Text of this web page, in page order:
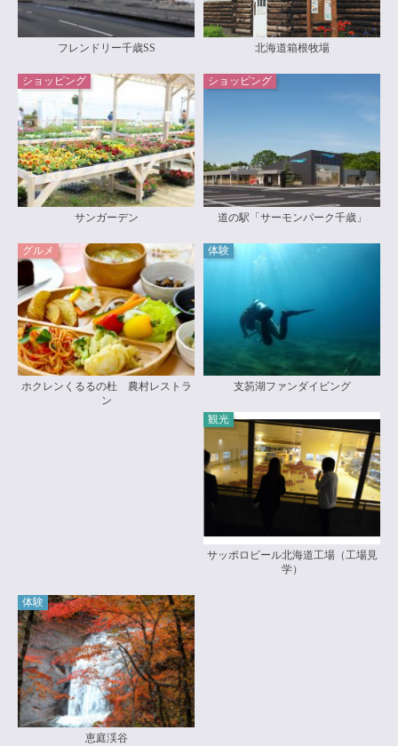
フレンドリー千歳SS 北海道箱根牧場
ショッピング
サンガーデン
ショッピング
道の駅「サーモンパーク千歳」
グルメ
ホクレンくるるの杜 農村レストラ
ン
体験
支笏湖ファンダイビング
観光
サッポロビール北海道工場（工場見
学）
体験
恵庭渓谷